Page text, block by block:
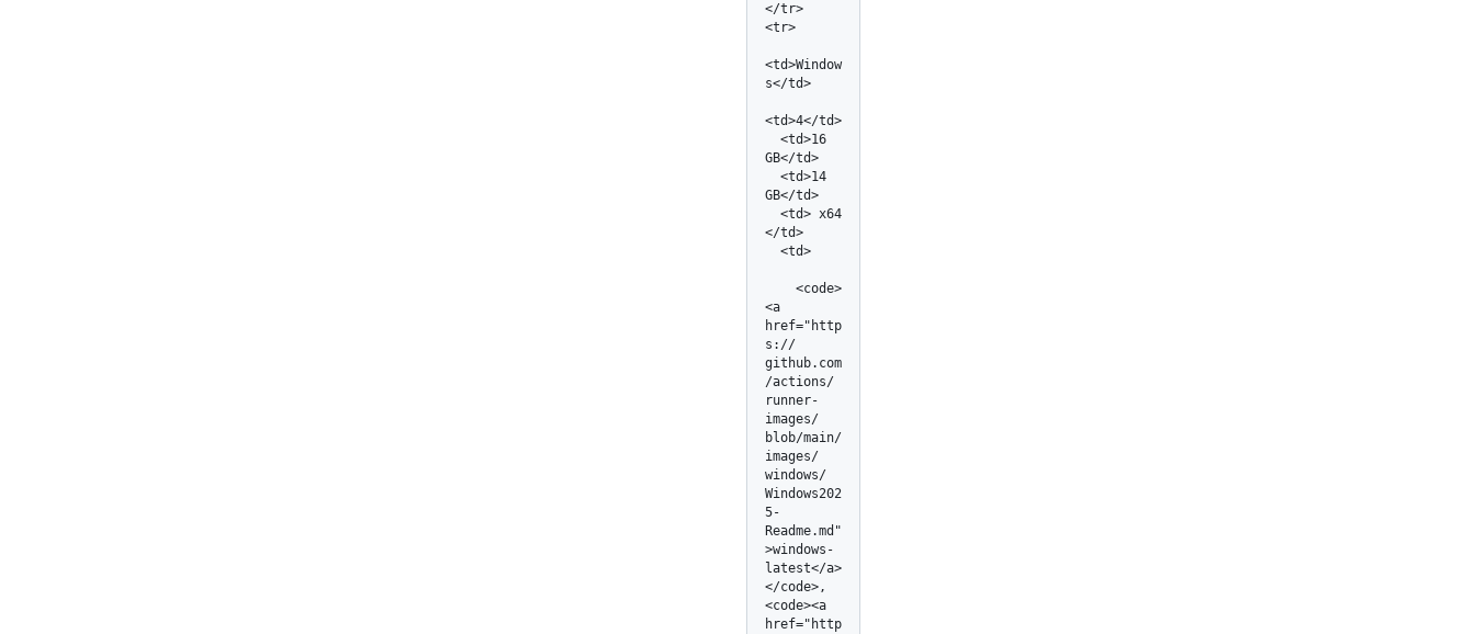
</tr>
<tr>
<td>Window
s</td>
<td>4</td>
GB</td>
GB</td>
</td>
<a
href="http
s://
github.com
/actions/
runner-
images/
blob/main/
images/
windows/
Windows202
5-
Readme.md"
>windows-
latest</a>
</code>,
<code><a
href="http